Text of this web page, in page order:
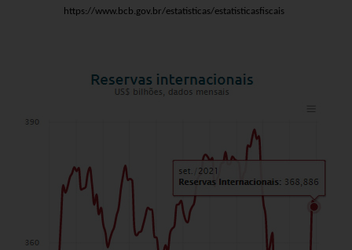
https://www.bcb.gov.br/estatisticas/estatisticasfiscais